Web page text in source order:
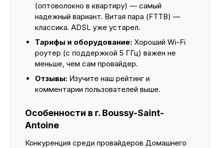
(оптоволокно в квартиру) — самый
надежный вариант. Витая пара (FTTB) —
классика. ADSL уже устарел.
Тарифы и оборудование: Хороший Wi-Fi
роутер (с поддержкой 5 ГГц) важен не
меньше, чем сам провайдер.
Отзывы: Изучите наш рейтинг и
комментарии пользователей выше.
Особенности в г. Boussy-Saint-
Antoine
Конкуренция среди провайдеров Домашнего